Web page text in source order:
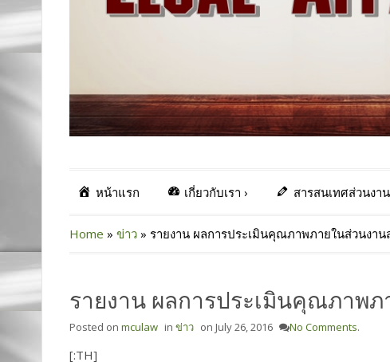
หน้าแรก เกี่ยวกับเรา › สารสนเทศส่วนงาน
Home » ข่าว » รายงาน ผลการประเมินคุณภาพภายในส่วนงา
รายงาน ผลการประเมินคุณภาพ
Posted on mculaw in ข่าว on July 26, 2016 No Comments.
[:TH]